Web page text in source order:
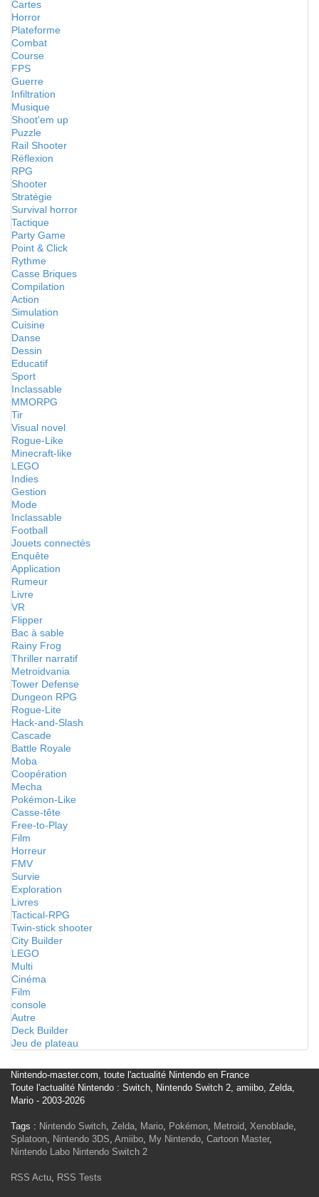
Cartes
Horror
Plateforme
Combat
Course
FPS
Guerre
Infiltration
Musique
Shoot'em up
Puzzle
Rail Shooter
Réflexion
RPG
Shooter
Stratégie
Survival horror
Tactique
Party Game
Point & Click
Rythme
Casse Briques
Compilation
Action
Simulation
Cuisine
Danse
Dessin
Educatif
Sport
Inclassable
MMORPG
Tir
Visual novel
Rogue-Like
Minecraft-like
LEGO
Indies
Gestion
Mode
Inclassable
Football
Jouets connectés
Enquête
Application
Rumeur
Livre
VR
Flipper
Bac à sable
Rainy Frog
Thriller narratif
Metroidvania
Tower Defense
Dungeon RPG
Rogue-Lite
Hack-and-Slash
Cascade
Battle Royale
Moba
Coopération
Mecha
Pokémon-Like
Casse-tête
Free-to-Play
Film
Horreur
FMV
Survie
Exploration
Livres
Tactical-RPG
Twin-stick shooter
City Builder
LEGO
Multi
Cinéma
Film
console
Autre
Deck Builder
Jeu de plateau
Nintendo-master.com, toute l'actualité Nintendo en France
Toute l'actualité Nintendo : Switch, Nintendo Switch 2, amiibo, Zelda,
Mario - 2003-2026
Tags : Nintendo Switch, Zelda, Mario, Pokémon, Metroid, Xenoblade,
Splatoon, Nintendo 3DS, Amiibo, My Nintendo, Cartoon Master,
Nintendo Labo Nintendo Switch 2
RSS Actu, RSS Tests